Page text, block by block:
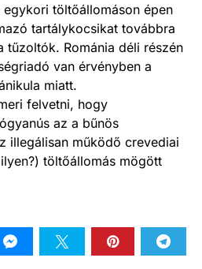
töltőállomáson épen
tartálykocsikat továbbra
tűzoltók. Románia déli részén
van érvényben a
miatt.
felvetni, hogy
az a bűnös
illegálisan működő crevediai
töltőállomás mögött